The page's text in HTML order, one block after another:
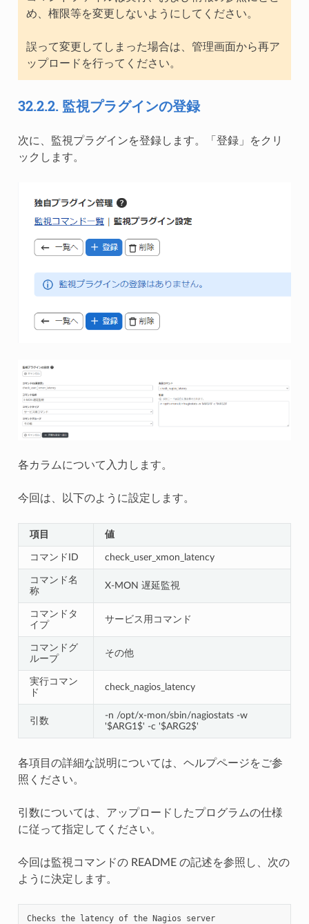
め、権限等を変更しないようにしてください。
誤って変更してしまった場合は、管理画面から再ア
ップロードを行ってください。
32.2.2. 監視プラグインの登録
次に、監視プラグインを登録します。「登録」をクリ
ックします。
各カラムについて入力します。
今回は、以下のように設定します。
項目 値
コマンドID check_user_xmon_latency
コマンド名
称
X-MON 遅延監視
コマンドタ
イプ
サービス用コマンド
コマンドグ
ループ
その他
実行コマン
ド
check_nagios_latency
引数
-n /opt/x-mon/sbin/nagiostats -w
'$ARG1$' -c '$ARG2$'
各項目の詳細な説明については、ヘルプページをご参
照ください。
引数については、アップロードしたプログラムの仕様
に従って指定してください。
今回は監視コマンドの README の記述を参照し、次の
ように決定します。
Checks the latency of the Nagios server